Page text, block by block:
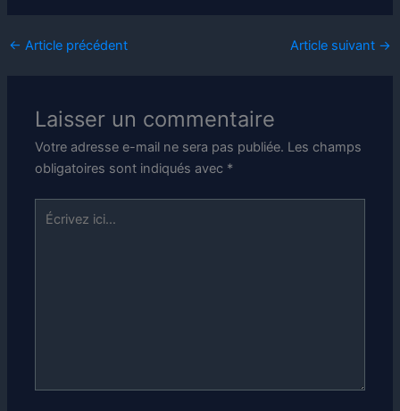
← Article précédent Article suivant →
Laisser un commentaire
Votre adresse e-mail ne sera pas publiée. Les champs
obligatoires sont indiqués avec *
Écrivez